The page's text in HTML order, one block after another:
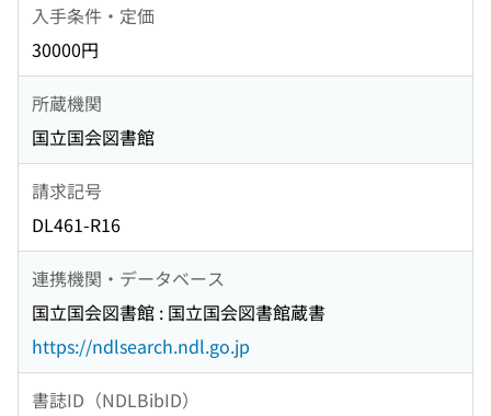
入手条件・定価
30000円
所蔵機関
国立国会図書館
請求記号
DL461-R16
連携機関・データベース
国立国会図書館 : 国立国会図書館蔵書
https://ndlsearch.ndl.go.jp
書誌ID（NDLBibID）